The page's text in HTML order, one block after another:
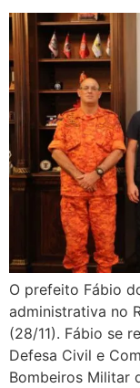
O prefeito Fábio
administrativa no
(28/11). Fábio se
Defesa Civil e
Bombeiros Militar